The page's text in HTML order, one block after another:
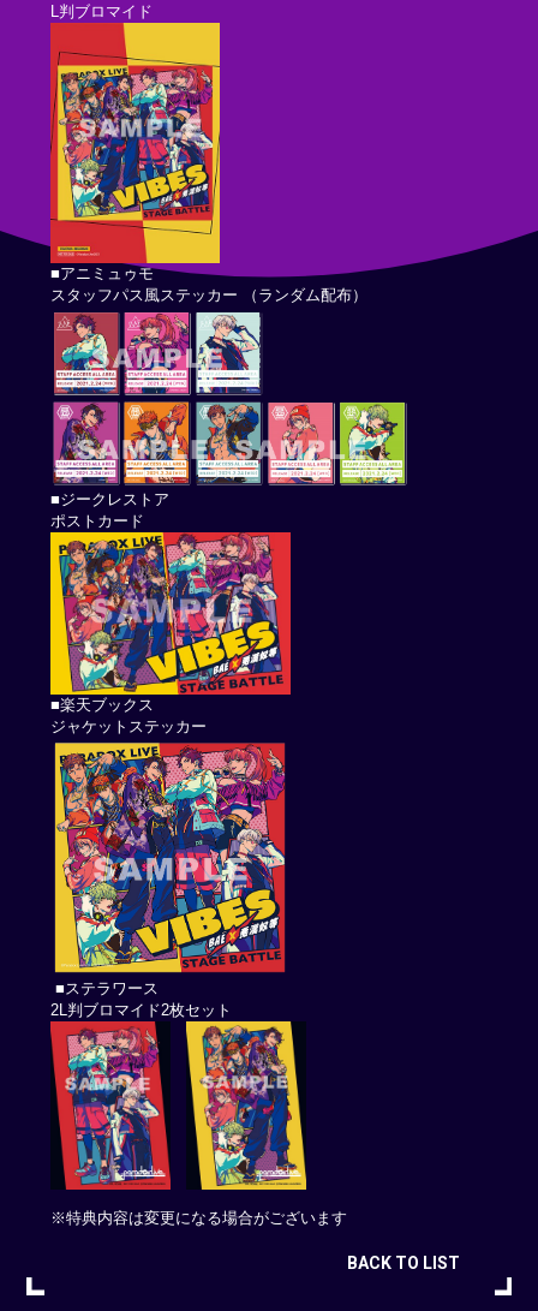
L判ブロマイド
■アニミュゥモ
スタッフパス風ステッカー （ランダム配布）
■ジークレストア
ポストカード
■楽天ブックス
ジャケットステッカー
■ステラワース
2L判ブロマイド2枚セット
※特典内容は変更になる場合がございます
BACK TO LIST